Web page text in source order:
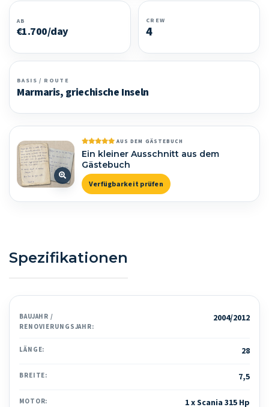
AB
€1.700/day
CREW
4
BASIS / ROUTE
Marmaris, griechische Inseln
AUS DEM GÄSTEBUCH
Ein kleiner Ausschnitt aus dem
Gästebuch
Verfügbarkeit prüfen
Spezifikationen
BAUJAHR /
RENOVIERUNGSJAHR:
2004/2012
LÄNGE: 28
BREITE: 7,5
MOTOR: 1 x Scania 315 Hp